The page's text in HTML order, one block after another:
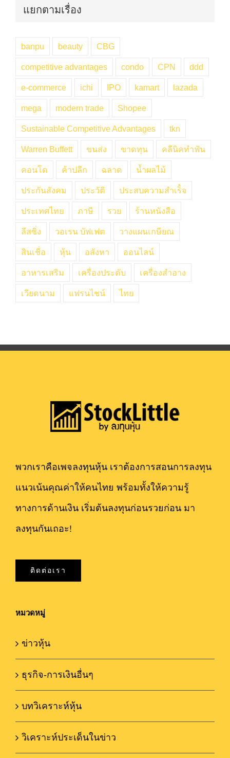
แยกตามเรื่อง
banpu beauty CBG
competitive advantages condo CPN ddd
e-commerce ichi IPO kamart lazada
mega modern trade Shopee
Sustainable Competitive Advantages tkn
Warren Buffett ขนส่ง ขาดทุน คลีนิคทำฟัน
คอนโด ค้าปลีก ฉลาด น้ำผลไม้
ประกันสังคม ประวัติ ประสบความสำเร็๋จ
ประเทศไทย ภาษี รวย ร้านหนังสือ
ลีสซิ่ง วอเรน บัฟเฟต วางแผนเกษียณ
สินเชื่อ หุ้น อสังหา ออนไลน์
อาหารเสริม เครื่องประดับ เครื่องสำอาง
เวียดนาม แฟรนไชน์ ไทย
พวกเราคือเพจลงทุนหุ้น เราต้องการสอนการลงทุน
แนวเน้นคุณค่าให้คนไทย พร้อมทั้งให้ความรู้
ทางการด้านเงิน เริ่มต้นลงทุนก่อนรวยก่อน มา
ลงทุนกันเถอะ!
ติดต่อเรา
หมวดหมู่
ข่าวหุ้น
ธุรกิจ-การเงินอื่นๆ
บทวิเคราะห์หุ้น
วิเคราะห์ประเด็นในข่าว